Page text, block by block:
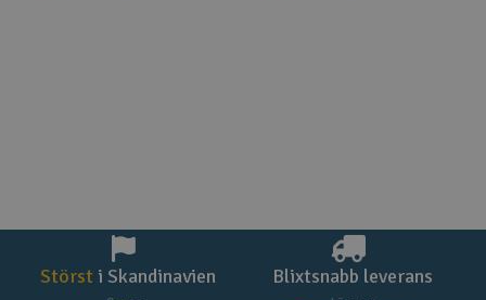
Störst i Skandinavien Blixtsnabb leverans